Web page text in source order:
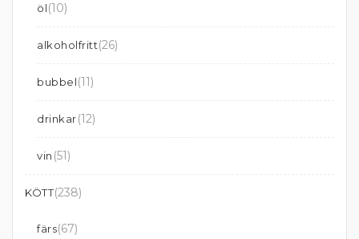
öl(10)
alkoholfritt(26)
bubbel(11)
drinkar(12)
vin (51)
KÖTT(238)
färs(67)